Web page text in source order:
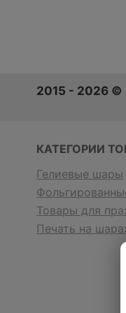
2015 - 2026
КАТЕГОРИИ
Гелиевые шары
Товары для
Печать на